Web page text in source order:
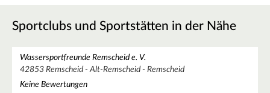
Sportclubs und Sportstätten in der Nähe
Wassersportfreunde Remscheid e. V.
42853 Remscheid - Alt-Remscheid - Remscheid
Keine Bewertungen